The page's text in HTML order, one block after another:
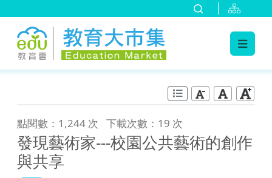
點閱數：1,244 次 下載次數：19 次
發現藝術家---校園公共藝術的創作
與共享